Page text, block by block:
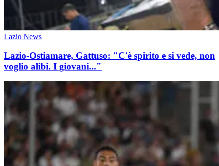
Lazio News
Lazio-Ostiamare, Gattuso: "C'è spirito e si vede, non
voglio alibi. I giovani..."